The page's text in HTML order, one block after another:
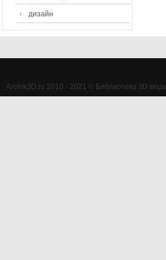
дизайн
Archik3D.ru 2010 - 2021 © Библиотека 3D